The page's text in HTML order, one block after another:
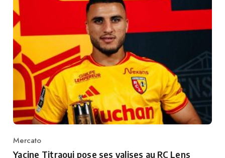
Category
Mercato
Yacine Titraoui pose ses valises au RC Lens